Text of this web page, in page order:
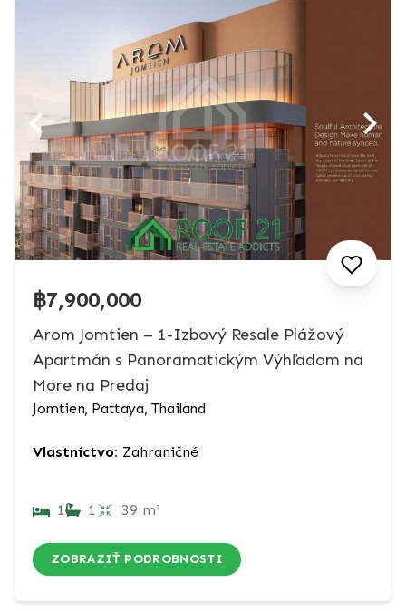
฿7,900,000
Arom Jomtien – 1-Izbový Resale Plážový
Apartmán s Panoramatickým Výhľadom na
More na Predaj
Jomtien, Pattaya, Thailand
Vlastníctvo: Zahraničné
1 1 39 m²
ZOBRAZIŤ PODROBNOSTI